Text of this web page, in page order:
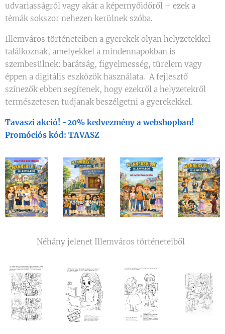
udvariasságról vagy akár a képernyőidőről – ezek a
témák sokszor nehezen kerülnek szóba.
Illemváros történeteiben a gyerekek olyan helyzetekkel
találkoznak, amelyekkel a mindennapokban is
szembesülnek: barátság, figyelmesség, türelem vagy
éppen a digitális eszközök használata. A fejlesztő
színezők ebben segítenek, hogy ezekről a helyzetekről
természetesen tudjanak beszélgetni a gyerekekkel.
Tavaszi akció! -20% kedvezmény a webshopban!
Promóciós kód: TAVASZ
Néhány jelenet Illemváros történeteiből